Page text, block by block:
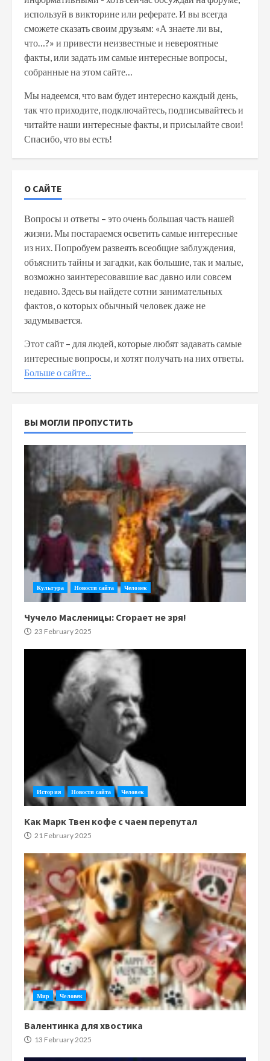
используй в викторине или реферате. И вы всегда
сможете сказать своим друзьям: «А знаете ли вы,
что…?» и привести неизвестные и невероятные
факты, или задать им самые интересные вопросы,
собранные на этом сайте…
Мы надеемся, что вам будет интересно каждый день,
так что приходите, подключайтесь, подписывайтесь и
читайте наши интересные факты, и присылайте свои!
Спасибо, что вы есть!
О САЙТЕ
Вопросы и ответы – это очень большая часть нашей
жизни. Мы постараемся осветить самые интересные
из них. Попробуем развеять всеобщие заблуждения,
объяснить тайны и загадки, как большие, так и малые,
возможно заинтересовавшие вас давно или совсем
недавно. Здесь вы найдете сотни занимательных
фактов, о которых обычный человек даже не
задумывается.
Этот сайт – для людей, которые любят задавать самые
интересные вопросы, и хотят получать на них ответы.
Больше о сайте...
ВЫ МОГЛИ ПРОПУСТИТЬ
Культура Новости сайта Человек
Чучело Масленицы: Сгорает не зря!
23 February 2025
История Новости сайта Человек
Как Марк Твен кофе с чаем перепутал
21 February 2025
Мир Человек
Валентинка для хвостика
13 February 2025